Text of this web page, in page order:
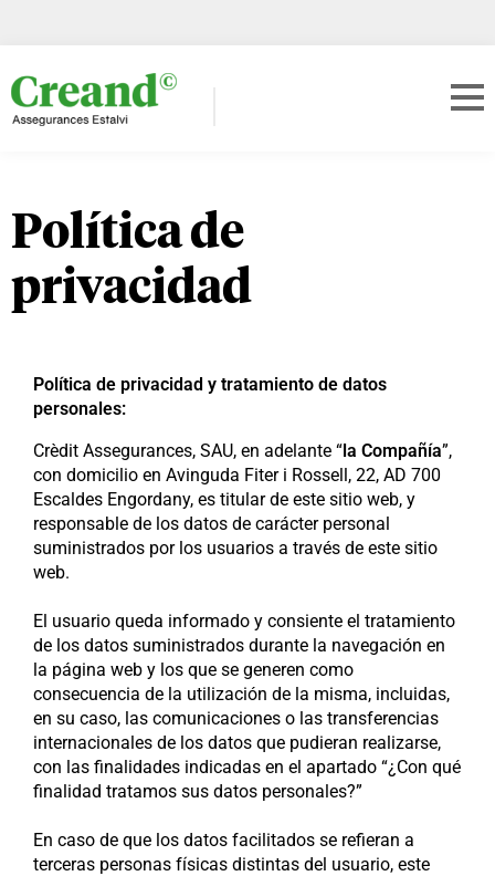
Política de
privacidad
Política de privacidad y tratamiento de datos
personales:
Crèdit Assegurances, SAU, en adelante “la Compañía”,
con domicilio en Avinguda Fiter i Rossell, 22, AD 700
Escaldes Engordany, es titular de este sitio web, y
responsable de los datos de carácter personal
suministrados por los usuarios a través de este sitio
web.
El usuario queda informado y consiente el tratamiento
de los datos suministrados durante la navegación en
la página web y los que se generen como
consecuencia de la utilización de la misma, incluidas,
en su caso, las comunicaciones o las transferencias
internacionales de los datos que pudieran realizarse,
con las finalidades indicadas en el apartado “¿Con qué
finalidad tratamos sus datos personales?”
En caso de que los datos facilitados se refieran a
terceras personas físicas distintas del usuario, este